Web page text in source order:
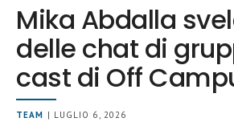
Mika Abdalla
delle chat di
cast di Off
TEAM | LUGLIO 6, 2026